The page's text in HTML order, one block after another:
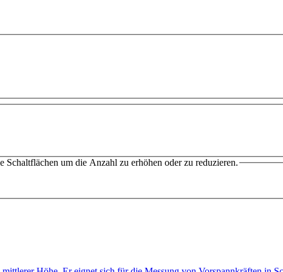
um die Anzahl zu erhöhen oder zu reduzieren.